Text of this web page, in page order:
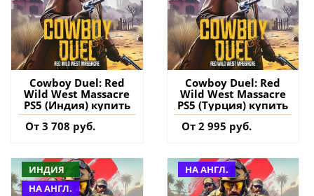
Cowboy Duel: Red
Wild West Massacre
PS5 (Индия) купить
От 3 708 руб.
Cowboy Duel: Red
Wild West Massacre
PS5 (Турция) купить
От 2 995 руб.
ИНДИЯ
НА АНГЛ.
НА АНГЛ.